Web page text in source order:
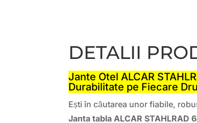
DETALII
Jante Otel ALCAR
Durabilitate pe Fiecare
Ești în căutarea unorfiabile,
Janta tabla ALCAR STAHLRAD